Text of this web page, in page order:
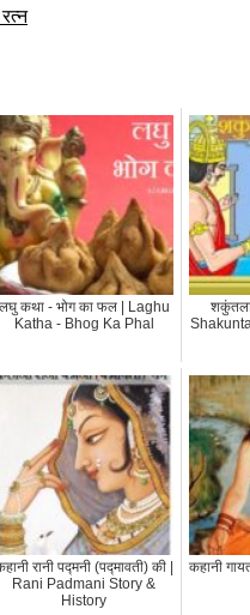
लघु कथा - भोग का फल | Laghu
Katha - Bhog Ka Phal
रानी पद्मनी (पद्मावती) की |
Rani Padmani Story &
History
कहानी